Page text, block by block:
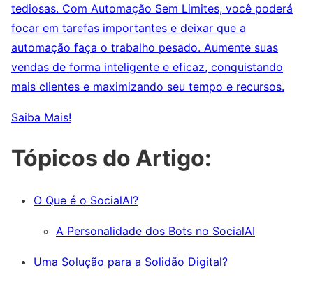
tediosas. Com Automação Sem Limites, você poderá
focar em tarefas importantes e deixar que a
automação faça o trabalho pesado. Aumente suas
vendas de forma inteligente e eficaz, conquistando
mais clientes e maximizando seu tempo e recursos.
Saiba Mais!
Tópicos do Artigo:
O Que é o SocialAI?
A Personalidade dos Bots no SocialAI
Uma Solução para a Solidão Digital?